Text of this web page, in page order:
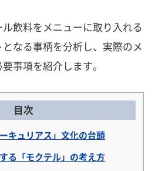
飲料をメニューに取り入れる
なる事柄を分析し、実際のメ
事項を紹介します。
目次
キュリアス」文化の台頭
る「モクテル」の考え方